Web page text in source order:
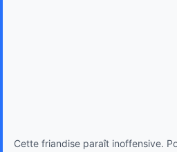
Cette friandise paraît inoffensive.